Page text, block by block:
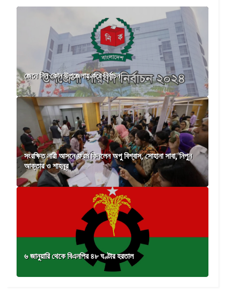
জেনে নিন কোন উপজেলায় কবে নির্বাচন
সংরক্ষিত নারী আসনে ফরম কিনলেন অপু বিশ্বাস, সোহানা সাবা, নিপুন
আক্তার ও শাহনূর
৬ জানুয়ারি থেকে বিএনপির ৪৮ ঘণ্টার হরতাল